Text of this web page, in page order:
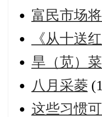
富民市场
《从十送
旱（苋）
八月采菱
这些习惯